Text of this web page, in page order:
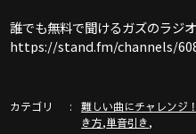
誰でも無料で聞けるガズのラジ
https://stand.fm/channels/
https://gazzlele.com/
カテゴリ 難しい曲にチャレンジ！
き方,単音引き,